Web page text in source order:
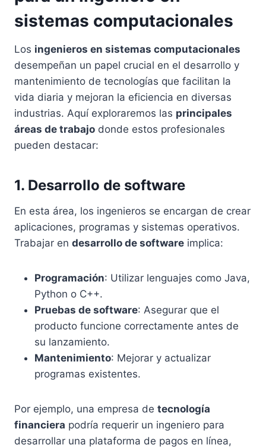
sistemas computacionales
Los ingenieros en sistemas computacionales
desempeñan un papel crucial en el desarrollo y
mantenimiento de tecnologías que facilitan la
vida diaria y mejoran la eficiencia en diversas
industrias. Aquí exploraremos las principales
áreas de trabajo donde estos profesionales
pueden destacar:
1. Desarrollo de software
En esta área, los ingenieros se encargan de crear
aplicaciones, programas y sistemas operativos.
Trabajar en desarrollo de software implica:
Programación: Utilizar lenguajes como Java,
Python o C++.
Pruebas de software: Asegurar que el
producto funcione correctamente antes de
su lanzamiento.
Mantenimiento: Mejorar y actualizar
programas existentes.
Por ejemplo, una empresa de tecnología
financiera podría requerir un ingeniero para
desarrollar una plataforma de pagos en línea,